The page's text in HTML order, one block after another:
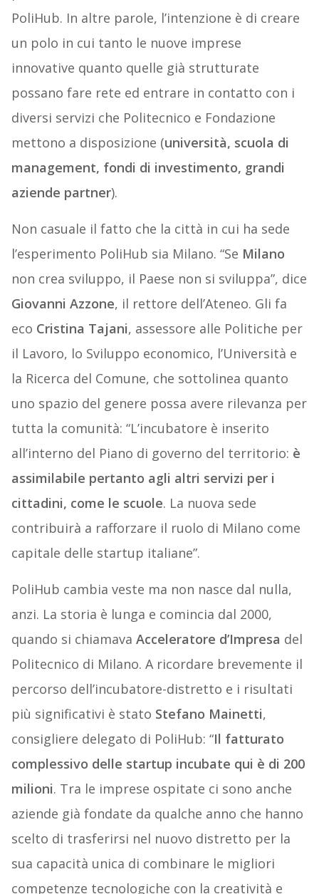
PoliHub. In altre parole, l’intenzione è di creare
un polo in cui tanto le nuove imprese
innovative quanto quelle già strutturate
possano fare rete ed entrare in contatto con i
diversi servizi che Politecnico e Fondazione
mettono a disposizione (università, scuola di
management, fondi di investimento, grandi
aziende partner).
Non casuale il fatto che la città in cui ha sede
l’esperimento PoliHub sia Milano. “Se Milano
non crea sviluppo, il Paese non si sviluppa”, dice
Giovanni Azzone, il rettore dell’Ateneo. Gli fa
eco Cristina Tajani, assessore alle Politiche per
il Lavoro, lo Sviluppo economico, l’Università e
la Ricerca del Comune, che sottolinea quanto
uno spazio del genere possa avere rilevanza per
tutta la comunità: “L’incubatore è inserito
all’interno del Piano di governo del territorio: è
assimilabile pertanto agli altri servizi per i
cittadini, come le scuole. La nuova sede
contribuirà a rafforzare il ruolo di Milano come
capitale delle startup italiane”.
PoliHub cambia veste ma non nasce dal nulla,
anzi. La storia è lunga e comincia dal 2000,
quando si chiamava Acceleratore d’Impresa del
Politecnico di Milano. A ricordare brevemente il
percorso dell’incubatore-distretto e i risultati
più significativi è stato Stefano Mainetti,
consigliere delegato di PoliHub: “Il fatturato
complessivo delle startup incubate qui è di 200
milioni. Tra le imprese ospitate ci sono anche
aziende già fondate da qualche anno che hanno
scelto di trasferirsi nel nuovo distretto per la
sua capacità unica di combinare le migliori
competenze tecnologiche con la creatività e